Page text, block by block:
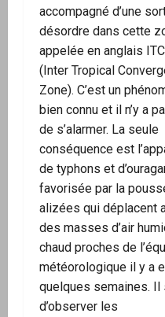
accompagné d’une
désordre dans cette
appelée en anglais
(Inter Tropical
Zone). C’est un
bien connu et il n’y a
de s’alarmer. La seule
conséquence est
de typhons et
favorisée par la
alizées qui déplacent
des masses d’air
chaud proches de
météorologique il y a
quelques semaines. Il
d’observer les